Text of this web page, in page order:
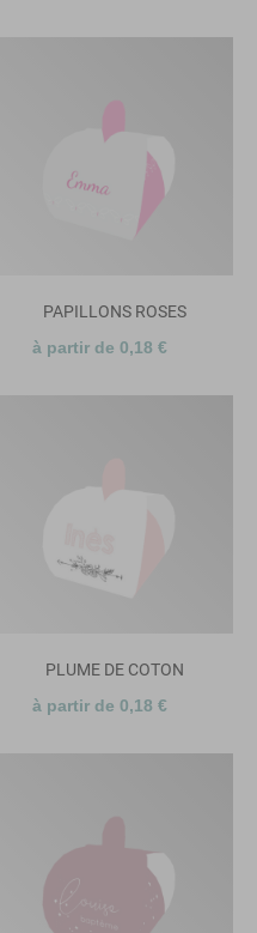
PAPILLONS ROSES
à partir de 0,18 €
PLUME DE COTON
à partir de 0,18 €